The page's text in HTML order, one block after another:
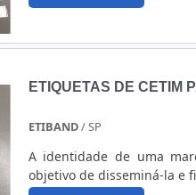
ETIQUETAS DE CETIM
ETIBAND/ SP
A identidade de uma
objetivo de disseminá-la e